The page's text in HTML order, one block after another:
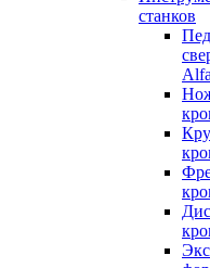
станков